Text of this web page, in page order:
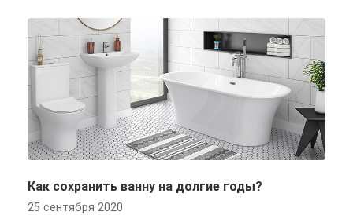
Как сохранить ванну на долгие годы?
25 сентября 2020